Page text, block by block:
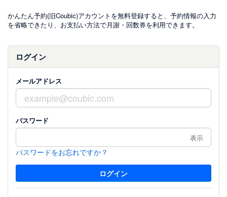
かんたん予約(旧Coubic)アカウントを無料登録すると、予約情報の入力
を省略できたり、お支払い方法で月謝・回数券を利用できます。
ログイン
メールアドレス
パスワード
表示
パスワードをお忘れですか？